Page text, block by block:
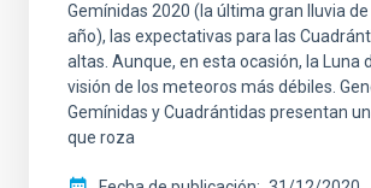
Gemínidas 2020 (la última gran lluvia de
año), las expectativas para las
altas. Aunque, en esta ocasión, la Luna
visión de los meteoros más débiles.
Gemínidas y Cuadrántidas presentan
que roza